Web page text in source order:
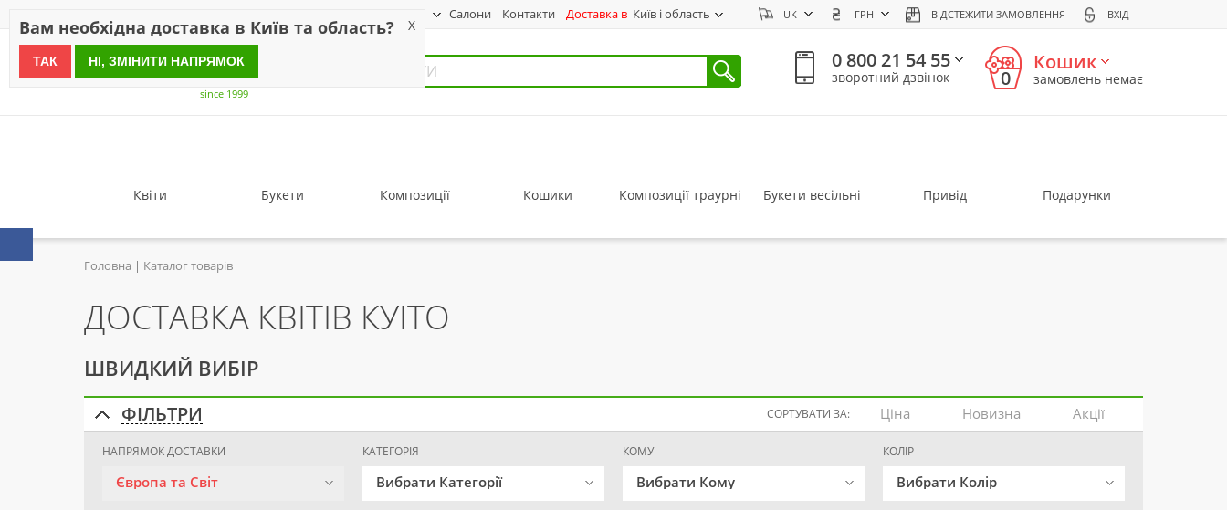
Салони Контакти Доставка в Київ і область UK ГРН ВІДСТЕЖИТИ ЗАМОВЛЕННЯ ВХІД
since 1999
0 800 21 54 55
зворотний дзвінок 0
Кошик
замовлень немає
Квіти Букети Композиції Кошики Композиції траурні Букети весільні Привід Подарунки
Головна Каталог товарів
ДОСТАВКА КВІТІВ КУІТО
ШВИДКИЙ ВИБІР
ФІЛЬТРИ СОРТУВАТИ ЗА: Ціна Новизна Акції
НАПРЯМОК ДОСТАВКИ
Європа та Світ
КАТЕГОРІЯ
Вибрати Категорії
КОМУ
Вибрати Кому
КОЛІР
Вибрати Колір
Вам необхідна доставка в Київ та область? X
ТАК НІ, ЗМІНИТИ НАПРЯМОК